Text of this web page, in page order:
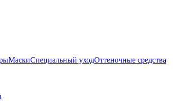
МаскиСпециальный уходОттеночные средства